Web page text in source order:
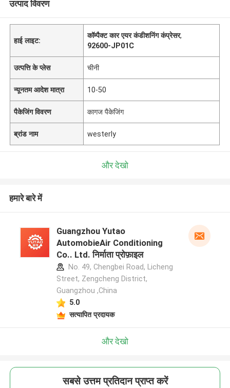
उत्पाद विवरण
हाई लाइट:
कॉम्पैक्ट कार एयर कंडीशनिंग कंप्रेसर,
92600-JP01C
उत्पत्ति के प्लेस चीनी
न्यूनतम आदेश मात्रा 10-50
पैकेजिंग विवरण कागज पैकेजिंग
ब्रांड नाम westerly
और देखो
हमारे बारे में
Guangzhou Yutao
AutomobieAir Conditioning
Co.. Ltd. निर्माता प्रोफ़ाइल
No. 49, Chengbei Road, Licheng
Street, Zengcheng District,
Guangzhou ,China
5.0
सत्यापित प्रदायक
और देखो
सबसे उत्तम प्रतिदान प्राप्त करें